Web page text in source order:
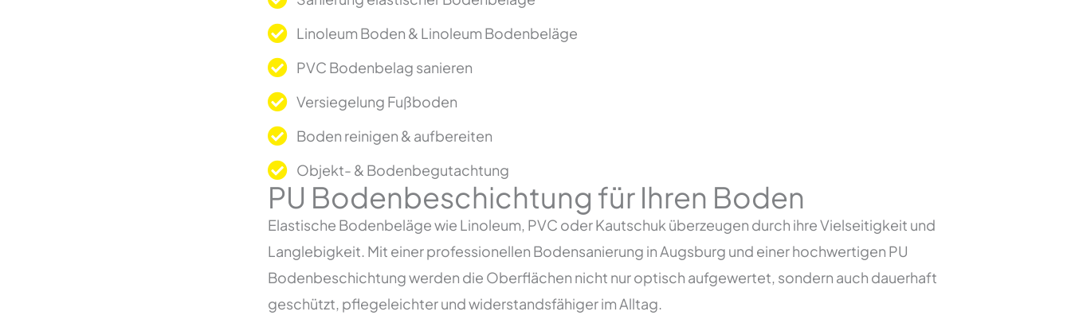
Linoleum Boden & Linoleum Bodenbeläge
PVC Bodenbelag sanieren
Versiegelung Fußboden
Boden reinigen & aufbereiten
Objekt- & Bodenbegutachtung
PU Bodenbeschichtung für Ihren Boden
Elastische Bodenbeläge wie Linoleum, PVC oder Kautschuk überzeugen durch ihre Vielseitigkeit und
Langlebigkeit. Mit einer professionellen Bodensanierung in Augsburg und einer hochwertigen PU
Bodenbeschichtung werden die Oberflächen nicht nur optisch aufgewertet, sondern auch dauerhaft
geschützt, pflegeleichter und widerstandsfähiger im Alltag.